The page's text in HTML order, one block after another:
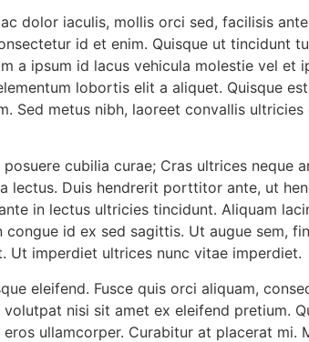
dolor iaculis, mollis orci sed, facilisis
id et enim. Quisque ut tincidunt
ipsum id lacus vehicula molestie vel et
lobortis elit a aliquet. Quisque
Sed metus nibh, laoreet convallis
cubilia curae; Cras ultrices neque
lectus. Duis hendrerit porttitor ante, ut
in lectus ultricies tincidunt. Aliquam
id ex sed sagittis. Ut augue sem,
Ut imperdiet ultrices nunc vitae imperdiet.
eleifend. Fusce quis orci aliquam,
nisi sit amet ex eleifend pretium.
ullamcorper. Curabitur at placerat mi.